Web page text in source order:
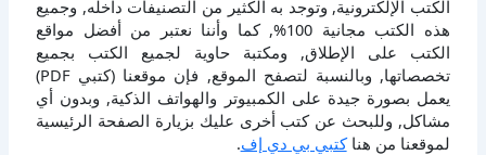
الكتب الإلكترونية, وتوجد به الكثير من التصنيفات داخله, وجميع
هذه الكتب مجانية 100%, كما وأننا نعتبر من أفضل مواقع
الكتب على الإطلاق, ومكتبة حاوية لجميع الكتب بجميع
تخصصاتها, وبالنسبة لتصفح الموقع, فإن موقعنا (كتبي PDF)
يعمل بصورة جيدة على الكمبيوتر والهواتف الذكية, وبدون أي
مشاكل, وللبحث عن كتب أخرى عليك بزيارة الصفحة الرئيسية
لموقعنا من هناكتبي بي دي إف.